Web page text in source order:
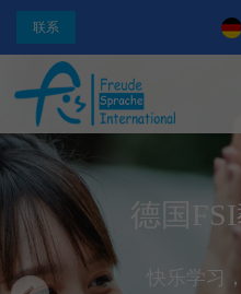
联系
德国
快乐学习